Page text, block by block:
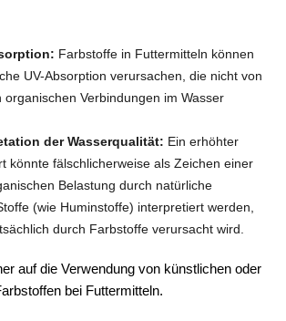
Farbstoffe in Futtermitteln können
UV-Absorption verursachen, die nicht von
organischen Verbindungen im Wasser
der Wasserqualität: Ein erhöhter
könnte fälschlicherweise als Zeichen einer
Belastung durch natürliche
(wie Huminstoffe) interpretiert werden,
durch Farbstoffe verursacht wird.
auf die Verwendung von künstlichen oder
bei Futtermitteln.